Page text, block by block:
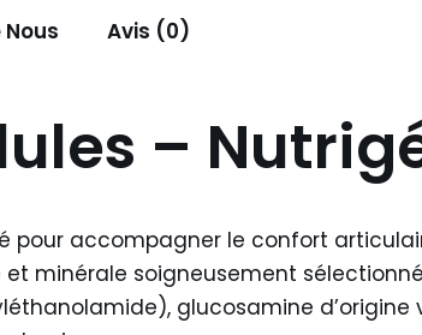
Avis (0)
–
accompagner le confort
minérale soigneusement
glucosamine